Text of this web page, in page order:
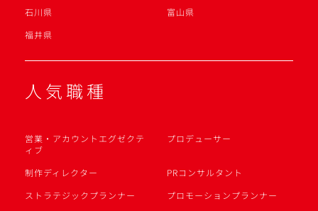
石川県
富山県
福井県
人気職種
営業・アカウントエグゼクテ
ィブ
プロデューサー
制作ディレクター
PRコンサルタント
ストラテジックプランナー
プロモーションプランナー